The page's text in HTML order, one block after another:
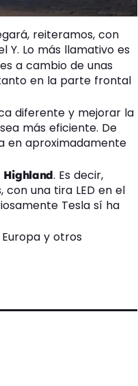
reiteramos, con
Lo más llamativo es
a cambio de unas
en la parte frontal
diferente y mejorar la
más eficiente. De
en aproximadamente
Highland. Es decir,
una tira LED en el
Tesla sí ha
y otros